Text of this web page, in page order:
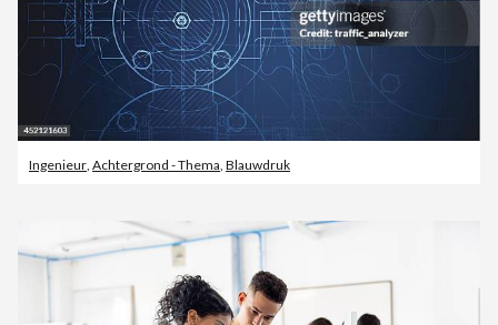
Ingenieur, Achtergrond - Thema, Blauwdruk